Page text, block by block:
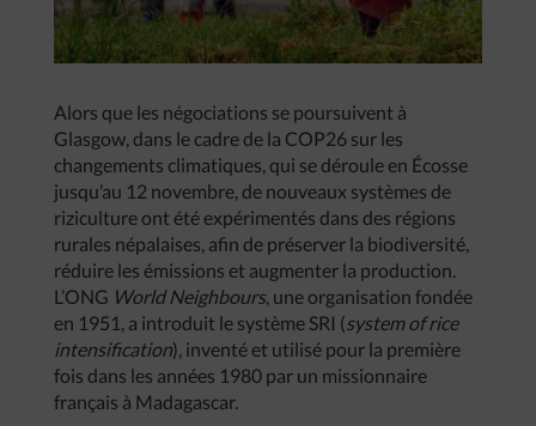
Alors que les négociations se poursuivent à
Glasgow, dans le cadre de la COP26 sur les
changements climatiques, qui se déroule en Écosse
jusqu’au 12 novembre, de nouveaux systèmes de
riziculture ont été expérimentés dans des régions
rurales népalaises, afin de préserver la biodiversité,
réduire les émissions et augmenter la production.
L’ONG World Neighbours, une organisation fondée
en 1951, a introduit le système SRI (system of rice
intensification), inventé et utilisé pour la première
fois dans les années 1980 par un missionnaire
français à Madagascar.